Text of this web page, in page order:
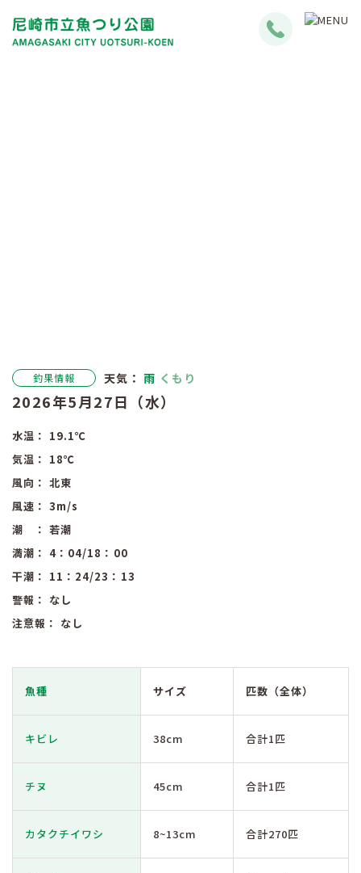
釣果情報 天気：雨 くもり
2026年5月27日（水）
水温： 19.1℃
気温： 18℃
風向：北東
風速：3m/s
潮 ：若潮
満潮： 4：04/18：00
干潮： 11：24/23：13
警報： なし
注意報： なし
魚種 サイズ 匹数（全体）
キビレ 38cm 合計1匹
チヌ 45cm 合計1匹
カタクチイワシ 8~13cm 合計270匹